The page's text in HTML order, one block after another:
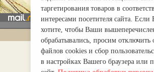
таргетирования товаров в
интересами посетителя сайта. Если
хотите, чтобы Ваши
обрабатывались, просим отключить
файлов cookies и сбор
в настройках Вашего браузера или